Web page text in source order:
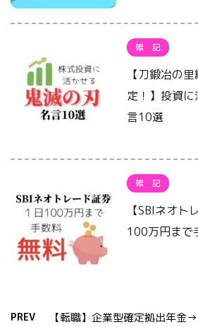
雑 記
【刀鍛冶の
定！】投資
言10選
雑 記
【SBIネオト
100万円まで
PREV
【転職】企業型確定拠出年金